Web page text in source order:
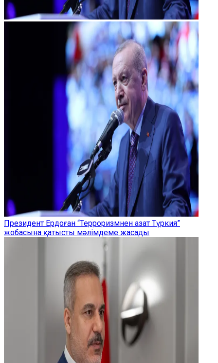
Президент Ердоған “Терроризмнен азат Түркия”
жобасына қатысты мәлімдеме жасады